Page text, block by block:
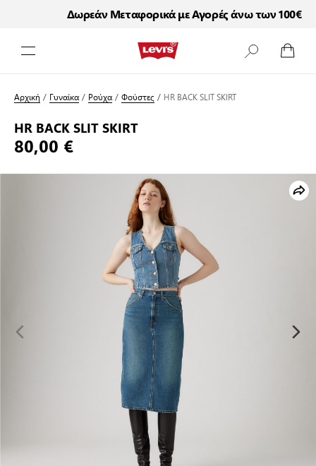
Δωρεάν Μεταφορικά με Αγορές άνω των 100€
Αρχική / Γυναίκα/ Ρούχα/Φούστες / HR BACK SLIT SKIRT
HR BACK SLIT SKIRT
80,00 €